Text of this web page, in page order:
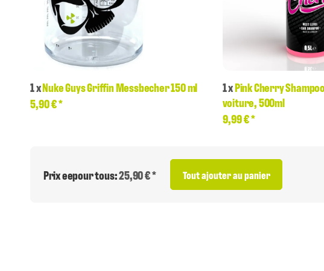
1xNuke Guys Griffin Messbecher 150 ml
5,90 €*
1xPink Cherry
voiture, 500ml
9,99 €*
Prix eepour tous:25,90 € * Tout ajouter au panier